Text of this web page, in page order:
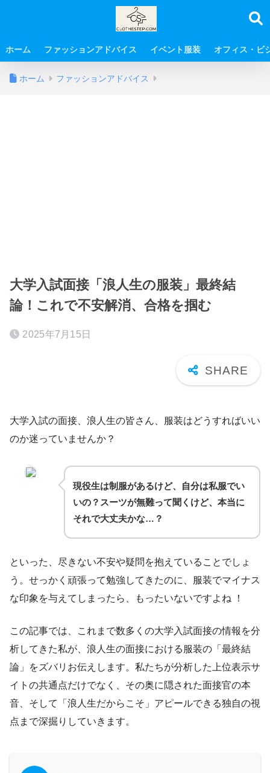
ホーム ファッションアドバイス イベント服装 オフィス・ビ
ホーム ファッションアドバイス
大学入試面接「浪人生の服装」最終結
論！これで不安解消、合格を掴む
2025年7月15日
大学入試の面接、浪人生の皆さん、服装はどうすればいい
のか迷っていませんか？
現役生は制服があるけど、自分は私服でい
いの？スーツが無難って聞くけど、本当に
それで大丈夫かな…？
といった、尽きない不安や疑問を抱えていることでしょ
う。せっかく頑張って勉強してきたのに、服装でマイナス
な印象を与えてしまったら、もったいないですよね ！
この記事では、これまで数多くの大学入試面接の情報を分
析してきた私が、浪人生の面接における服装の「最終結
論」をズバリお伝えします。私たちが分析した上位表示サ
イトの共通点だけでなく、その奥に隠された面接官の本
音、そして「浪人生だからこそ」アピールできる独自の視
点まで深掘りしていきます。